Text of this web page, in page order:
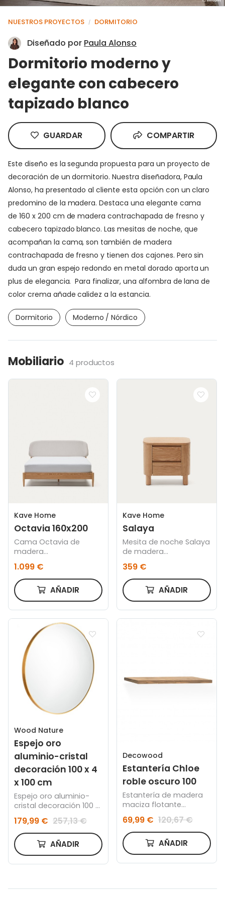
NUESTROS PROYECTOS / DORMITORIO
Diseñado por Paula Alonso
Dormitorio moderno y
elegante con cabecero
tapizado blanco
GUARDAR COMPARTIR
Este diseño es la segunda propuesta para un proyecto de
decoración de un dormitorio. Nuestra diseñadora, Paula
Alonso, ha presentado al cliente esta opción con un claro
predomino de la madera. Destaca una elegante cama
de 160 x 200 cm de madera contrachapada de fresno y
cabecero tapizado blanco. Las mesitas de noche, que
acompañan la cama, son también de madera
contrachapada de fresno y tienen dos cajones. Pero sin
duda un gran espejo redondo en metal dorado aporta un
plus de elegancia. Para finalizar, una alfombra de lana de
color crema añade calidez a la estancia.
Dormitorio Moderno / Nórdico
Mobiliario 4 productos
Kave Home
Octavia 160x200
Cama Octavia de
madera
fresno y cabecero
tapizado blanco 160 x
200 cm
1.099 €
AÑADIR
Kave Home
Salaya
Mesita de noche Salaya
de madera
fresno FSC Mix Credit 55
x 50 cm
359 €
AÑADIR
Wood Nature
Espejo oro
aluminio-cristal
decoración 100 x 4
x 100 cm
Espejo oro aluminio-
cristal decoración 100 x
4 x 100 cm
179,99 € 257,13 €
AÑADIR
Decowood
Estantería Chloe
roble oscuro 100
Estantería de madera
maciza flotante
100cm
69,99 € 120,67 €
AÑADIR